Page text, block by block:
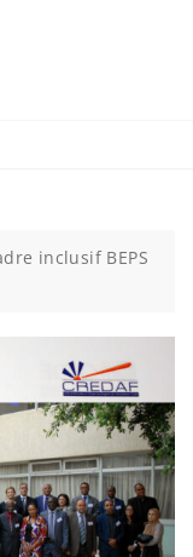
inclusif BEPS